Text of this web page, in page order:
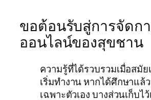
ขอต้อนรับสู่การจัดก
ออนไลน์ของสุขชาน
ความรู้ที่ได้รวบรวมเมื่อสมัย
เริ่มทำงาน หากได้ศึกษาแล้
เฉพาะตัวเอง บางส่วนเก็บไ